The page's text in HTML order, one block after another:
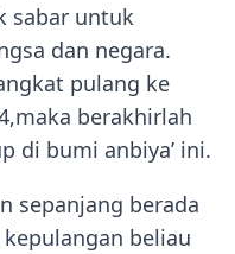
sabar untuk
dan negara.
pulang ke
berakhirlah
di bumi anbiya’ ini.
sepanjang berada
beliau